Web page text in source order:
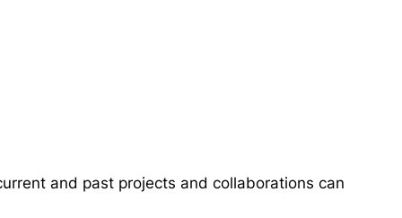
and past projects and collaborations can